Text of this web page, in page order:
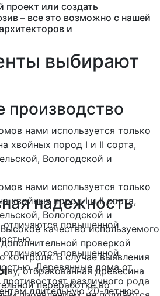
проект или создать
– все это возможно с нашей
и
выбирают
производство
нами используется только
хвойных пород I и II сорта,
Вологодской и
нами используется только
хвойных пород I и II сорта,
Вологодской и
качество используемого
проверкой
контроля. В случае выявления
отбракованная древесина
переработке во
надежность
отличаются повышенной
отличаются повышенной
Деревянные дома от
различного рода
длительную 20-летнюю